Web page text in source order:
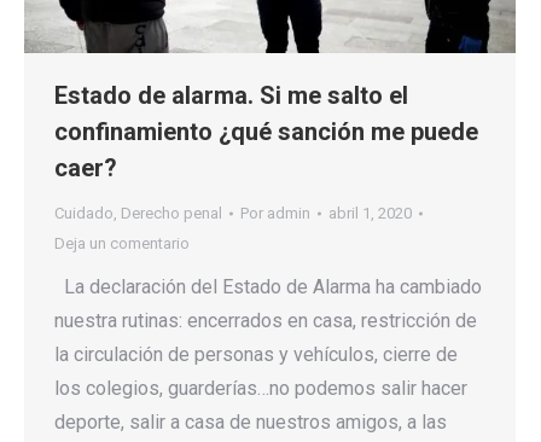
Estado de alarma. Si me salto el
confinamiento ¿qué sanción me puede
caer?
Cuidado, Derecho penal Por admin
abril 1, 2020
Deja un comentario
La declaración del Estado de Alarma ha cambiado
nuestra rutinas: encerrados en casa, restricción de
la circulación de personas y vehículos, cierre de
los colegios, guarderías…no podemos salir hacer
deporte, salir a casa de nuestros amigos, a las